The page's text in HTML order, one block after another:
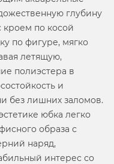
глубину
кроем по косой
по фигуре, мягко
летящую,
полиэстера в
и
без лишних заломов.
юбка легко
образа с
наряд,
интерес со